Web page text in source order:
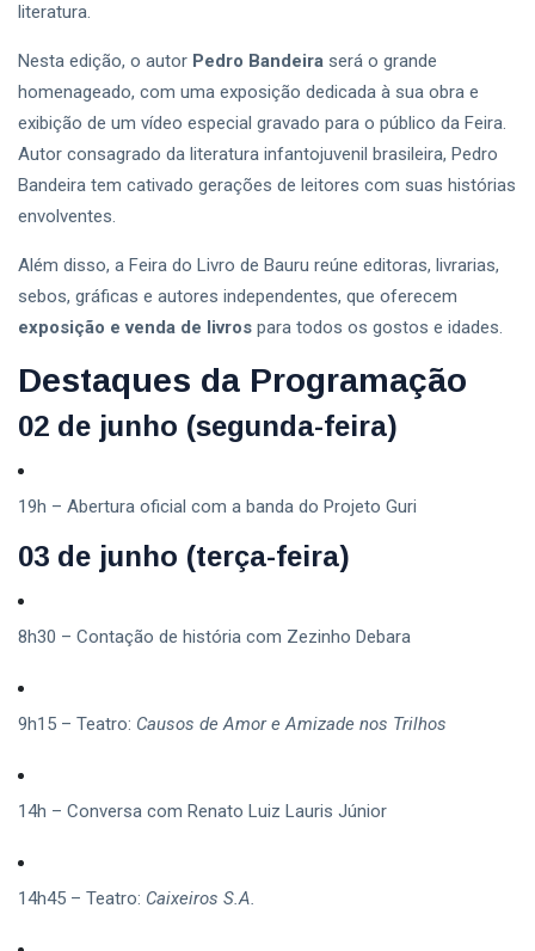
literatura.
Nesta edição, o autor Pedro Bandeira será o grande
homenageado, com uma exposição dedicada à sua obra e
exibição de um vídeo especial gravado para o público da Feira.
Autor consagrado da literatura infantojuvenil brasileira, Pedro
Bandeira tem cativado gerações de leitores com suas histórias
envolventes.
Além disso, a Feira do Livro de Bauru reúne editoras, livrarias,
sebos, gráficas e autores independentes, que oferecem
exposição e venda de livros para todos os gostos e idades.
Destaques da Programação
02 de junho (segunda-feira)
19h – Abertura oficial com a banda do Projeto Guri
03 de junho (terça-feira)
8h30 – Contação de história com Zezinho Debara
9h15 – Teatro: Causos de Amor e Amizade nos Trilhos
14h – Conversa com Renato Luiz Lauris Júnior
14h45 – Teatro: Caixeiros S.A.